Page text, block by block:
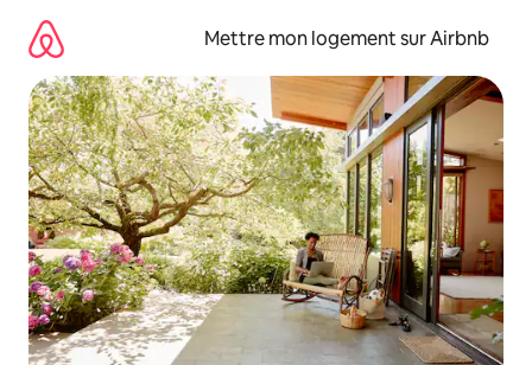
directement
contenu
Mettre mon logement sur Airbnb